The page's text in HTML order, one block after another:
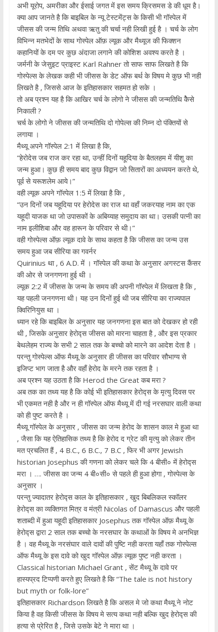
अभी यूरोप, अमरीका और ईसाई जगत में इस समय क्रिसमस डे की धूम है।
क्या आप जानते है कि बाइबिल के न्यू टेस्टमेंट्स के किसी भी गॉस्पेल में
जीसस की जन्म तिथि अथवा ऋतु की चर्चा नही लिखी हुई है । चर्च के लोग
विभिन्न मतभेदों के साथ गोस्पेल ऑफ़ ल्यूक और मैथ्यूज की फिक्शन
कहानियों के दम पर कुछ अंदाजा लगाने की कोशिश अवश्य करते है ।
जर्मनी के जेसुइट प्राइस्ट Karl Rahner तो साफ साफ लिखते है कि
गोस्पेल्स के लेखक कही भी जीसस के डेट ऑफ बर्थ के विषय मे कुछ भी नही
लिखते है , जिससे आज के इतिहासकार सहमत हो सके ।
तो अब प्रश्न यह है कि आखिर चर्च के लोगो ने जीसस की जन्मतिथि केैसे
निकाली ?
चर्च के लोगो ने जीसस की जन्मतिथि दो गोपेल्स की निम्न दो पंक्तियों से
लगाया ।
मैथ्यू अपने गॉस्पेल 2:1 में लिखा है कि,
“हेरोदेस जब राज कर रहा था, उन्हीं दिनों यहूदिया के बैतलहम में यीशु का
जन्म हुआ। कुछ ही समय बाद कुछ विद्वान जो सितारों का अध्ययन करते थे,
पूर्व से यरूशलेम आये।”
वही ल्यूक अपने गॉस्पेल 1:5 में लिखा है कि ,
“उन दिनों जब यहूदिया पर हेरोदेस का राज था वहाँ जकरयाह नाम का एक
यहूदी याजक था जो उपासकों के अबिय्याह समुदाय का था। उसकी पत्नी का
नाम इलीशिबा और वह हारून के परिवार से थी।”
वही गोस्पेल्स ऑफ़ ल्यूक दावे के साथ कहता है कि जीसस का जन्म उस
समय हुआ जब सीरिया का गवर्नर
Quirinius था , 6 A.D. में । गॉस्पेल की कथा के अनुसार अगस्टस कैंसर
की ओर से जनगणना हुई थी ।
ल्यूक 2:2 में जीसस के जन्म के समय की अपनी गॉस्पेल में लिखता है कि ,
यह पहली जनगणना थी। यह उन दिनों हुई थी जब सीरिया का राज्यपाल
क्विरिनियुस था ।
ध्यान रहे कि बाइबिल के अनुसार यह जनगणना इस बात को देखकर हो रही
थी , जिसके अनुसार हेरोद्स जीसस को मारना चाहता है , और इस प्रकार
बेथलेहम राज्य के सभी 2 साल तक के बच्चो को मारने का आदेश देता है ।
परन्तु गोस्पेल्स ऑफ मैथ्यू के अनुसार ही जीसस का परिवार सौभाग्य से
इजिप्ट भाग जाता है और वहाँ हेरोद के मरने तक रहता है ।
अब प्रश्न यह उठता है कि Herod the Great कब मरा ?
अब तक का तथ्य यह है कि कोई भी इतिहासकार हेरोद्स के मृत्यु दिवस पर
भी एकमत नही है और न ही गॉस्पेल ऑफ मैथ्यू में दी गई नरसघार वाली कथा
को ही पुष्ट करते है ।
मैथ्यू गॉस्पेल के अनुसार , जीसस का जन्म हेरोद के शासन काल मे हुआ था
, जैसा कि यह ऐतिहासिक तथ्य है कि हेरोद द ग्रेट की मृत्यु को लेकर तीन
मत प्रचलित हैं , 4 B.C., 6 B.C., 7 B.C , फिर भी अगर Jewish
historian Josephus की गणना को लेकर चले कि 4 बीसी० में हेरोद्स
मरा । …. जीसस का जन्म 4 बी०सी० से पहले ही हुआ होगा , गोस्पेल्स के
अनुसार ।
परन्तु ज्यादातर हेरोद्स काल के इतिहासकार , खुद बिबलिकल स्कॉलर
हेरोद्स का व्यक्तिगत मित्र व मंत्री Nicolas of Damascus और पहली
शताब्दी में हुआ यहूदी इतिहासकार Josephus तक गॉस्पेल ऑफ़ मैथ्यू के
हेरोद्स द्वारा 2 साल तक बच्चो के नरसघार के कथाओं के विषय मे अनभिज्ञ
है । वह मैथ्यू के नरसंघार वाले दावों की पुष्टि नही करता यहाँ तक गोस्पेल्स
ऑफ मैथ्यू के इस दावे को खुद गॉस्पेल ऑफ़ ल्यूक पुष्ट नही करता ।
Classical historian Michael Grant , सेंट मैथ्यू के दावे पर
हास्यप्रद टिप्पणी करते हुए लिखते है कि “The tale is not history
but myth or folk-lore”
इतिहासकार Richardson लिखते है कि असल मे जो कथा मैथ्यू ने नोट
किया है वह किसी जीसस के विषय मे सत्य कथा नही बल्कि खुद हेरोद्स की
हत्या से प्रेरित है , जिसे उसके बेटे ने मारा था ।